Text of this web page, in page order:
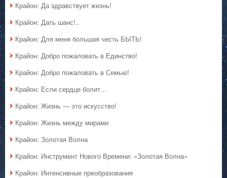
Крайон: Да здравствует жизнь!
Крайон: Дать шанс!..
Крайон: Для меня большая честь БЫТЬ!
Крайон: Добро пожаловать в Единство!
Крайон: Добро пожаловать в Семью!
Крайон: Если сердце болит…
Крайон: Жизнь — это искусство!
Крайон: Жизнь между мирами
Крайон: Золотая Волна
Крайон: Инструмент Нового Времени: «Золотая Волна»
Крайон: Интенсивные преобразования